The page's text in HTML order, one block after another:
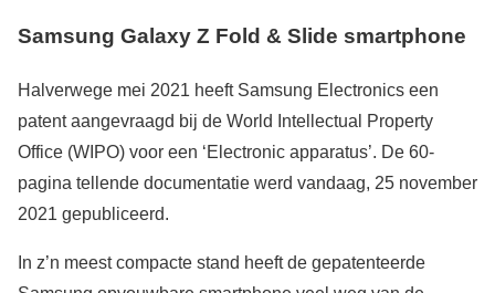
Samsung Galaxy Z Fold & Slide smartphone
Halverwege mei 2021 heeft Samsung Electronics een
patent aangevraagd bij de World Intellectual Property
Office (WIPO) voor een ‘Electronic apparatus’. De 60-
pagina tellende documentatie werd vandaag, 25 november
2021 gepubliceerd.
In z’n meest compacte stand heeft de gepatenteerde